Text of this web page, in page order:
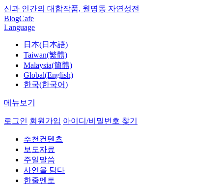
신과 인간의 대합작품, 월명동 자연성전
BlogCafe
Language
日本(日本語)
Taiwan(繁體)
Malaysia(簡體)
Global(English)
한국(한국어)
메뉴보기
로그인 회원가입 아이디/비밀번호 찾기
추천컨텐츠
보도자료
주일말씀
사연을 담다
한줄멘토